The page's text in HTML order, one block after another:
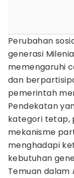
Perubahan
generasi
memengaruhi
dan
pemerintah
Pendekatan
kategori tetap,
mekanisme
menghadapi
kebutuhan
Temuan dalam